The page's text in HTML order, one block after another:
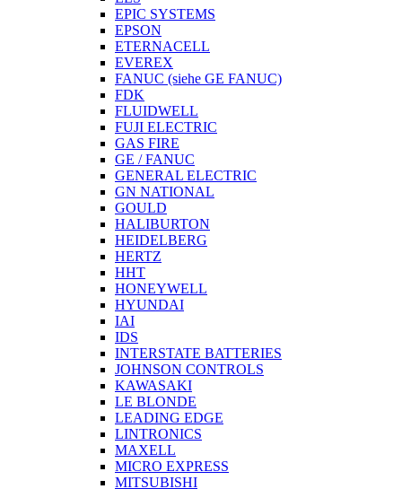
EPIC SYSTEMS
EPSON
ETERNACELL
EVEREX
FANUC (siehe GE FANUC)
FDK
FLUIDWELL
FUJI ELECTRIC
GAS FIRE
GE / FANUC
GENERAL ELECTRIC
GN NATIONAL
GOULD
HALIBURTON
HEIDELBERG
HERTZ
HHT
HONEYWELL
HYUNDAI
IAI
IDS
INTERSTATE BATTERIES
JOHNSON CONTROLS
KAWASAKI
LE BLONDE
LEADING EDGE
LINTRONICS
MAXELL
MICRO EXPRESS
MITSUBISHI